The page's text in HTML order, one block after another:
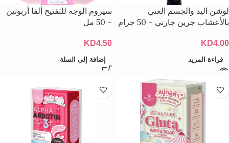
لوشن اليد والجسم الغني
بالأعشاب جرين جارني – 50 جرام
KD4.00
قراءة المزيد
سيروم الوجه للتفتيح ألفا أربوتين
– 50 مل
KD4.50
إضافة إلى السلة